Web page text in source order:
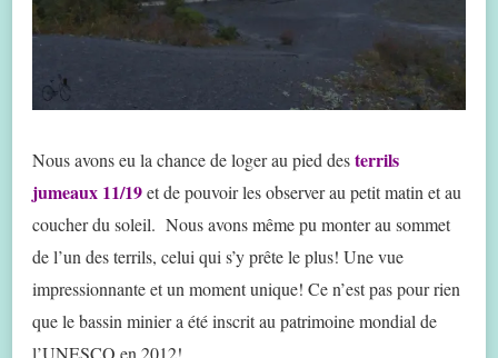
Nous avons eu la chance de loger au pied desterrils
jumeaux 11/19et de pouvoir les observer au petit matin et au
coucher du soleil. Nous avons même pu monter au sommet
de l’un des terrils, celui qui s’y prête le plus! Une vue
impressionnante et un moment unique! Ce n’est pas pour rien
que le bassin minier a été inscrit au patrimoine mondial de
l’UNESCO en 2012!